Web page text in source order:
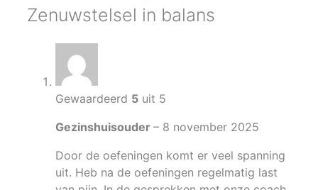
Zenuwstelsel in balans
Gewaardeerd 5 uit 5
Gezinshuisouder – 8 november 2025
Door de oefeningen komt er veel spanning
uit. Heb na de oefeningen regelmatig last